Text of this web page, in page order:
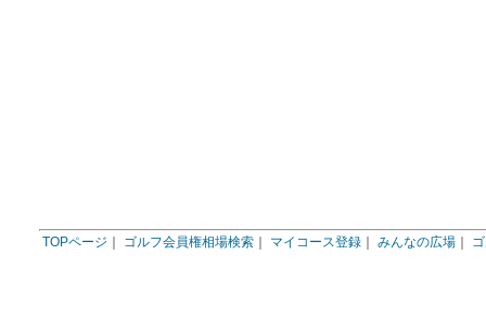
TOPページ ゴルフ会員権相場検索｜ マイコース登録｜ みんなの広場｜